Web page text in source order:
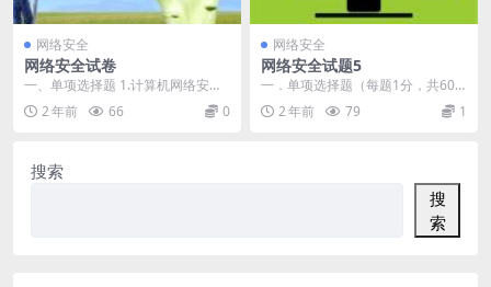
网络安全
网络安全试卷
一、单项选择题 1.计算机网络安全
的目标不包括( C ) A.保密性 B.不...
2 年前 66 0
网络安全
网络安全试题5
一．单项选择题（每题1分，共60
分） 7.在建立堡垒主机时（A） A、
在堡垒主机...
2 年前 79 1
搜索
搜
索